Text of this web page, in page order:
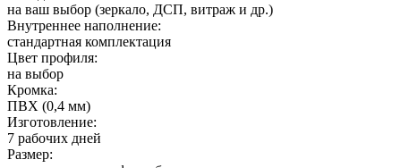
на ваш выбор (зеркало, ДСП, витраж и др.)
Внутреннее наполнение:
стандартная комплектация
Цвет профиля:
на выбор
Кромка:
ПВХ (0,4 мм)
Изготовление:
7 рабочих дней
Размер: